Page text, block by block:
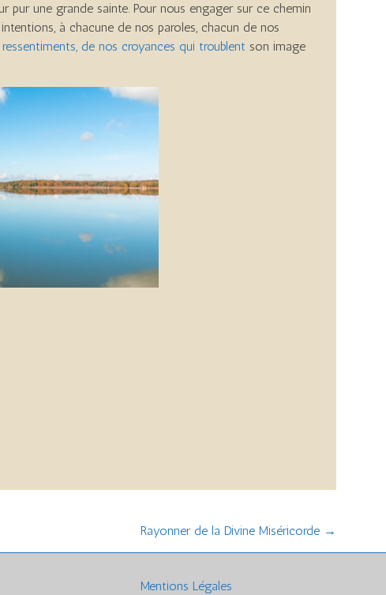
une grande sainte. Pour nous engager sur ce chemin
à chacune de nos paroles, chacun de nos
de nos croyances qui troublent son image
Rayonner de la Divine Miséricorde →
Mentions Légales